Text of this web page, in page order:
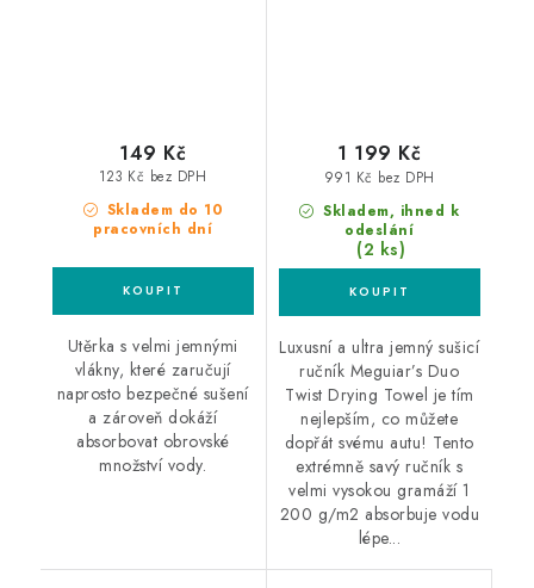
Skladem do 10
pracovních dní
123 Kč bez DPH
149 Kč
Utěrka s velmi jemnými
vlákny, které zaručují
naprosto bezpečné sušení
a zároveň dokáží
absorbovat obrovské
množství vody.
Skladem, ihned k
odeslání
(2 ks)
991 Kč bez DPH
1 199 Kč
Luxusní a ultra jemný sušicí
ručník Meguiar’s Duo
Twist Drying Towel je tím
nejlepším, co můžete
dopřát svému autu! Tento
extrémně savý ručník s
velmi vysokou gramáží 1
200 g/m2 absorbuje vodu
lépe...